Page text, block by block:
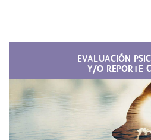
EVALUACIÓN
Y/O REPORTE